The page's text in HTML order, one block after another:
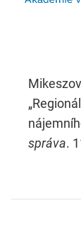
správa.